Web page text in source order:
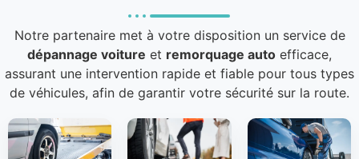
Notre partenaire met à votre disposition un service de
dépannage voiture et remorquage auto efficace,
assurant une intervention rapide et fiable pour tous types
de véhicules, afin de garantir votre sécurité sur la route.